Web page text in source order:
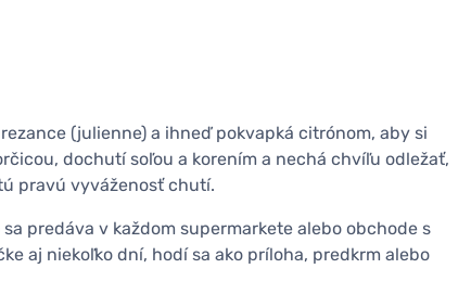
(julienne) a ihneď pokvapká citrónom, aby si
dochutí soľou a korením a nechá chvíľu odležať,
pravú vyváženosť chutí.
predáva v každom supermarkete alebo obchode s
aj niekoľko dní, hodí sa ako príloha, predkrm alebo